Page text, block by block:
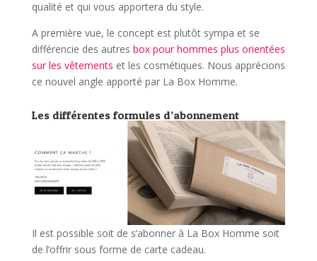
qualité et qui vous apportera du style.
A première vue, le concept est plutôt sympa et se
différencie des autres box pour hommes plus orientées
sur les vêtements et les cosmétiques. Nous apprécions
ce nouvel angle apporté par La Box Homme.
Les différentes formules d’abonnement
Il est possible soit de s’abonner à La Box Homme soit
de l’offrir sous forme de carte cadeau.